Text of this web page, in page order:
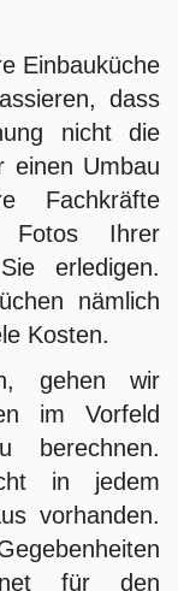
Einbauküche
dass
nicht die
einen Umbau
Fachkräfte
Ihrer
erledigen.
nämlich
Kosten.
gehen wir
im Vorfeld
berechnen.
in jedem
vorhanden.
für den